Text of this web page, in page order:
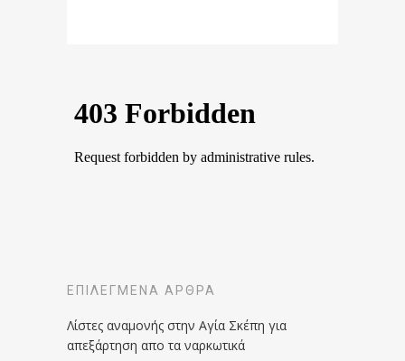
ΕΠΙΛΕΓΜΈΝΑ ΆΡΘΡΑ
Λίστες αναμονής στην Αγία Σκέπη για
απεξάρτηση απο τα ναρκωτικά